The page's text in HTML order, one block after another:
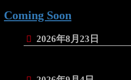
Coming Soon
2026年8月23日